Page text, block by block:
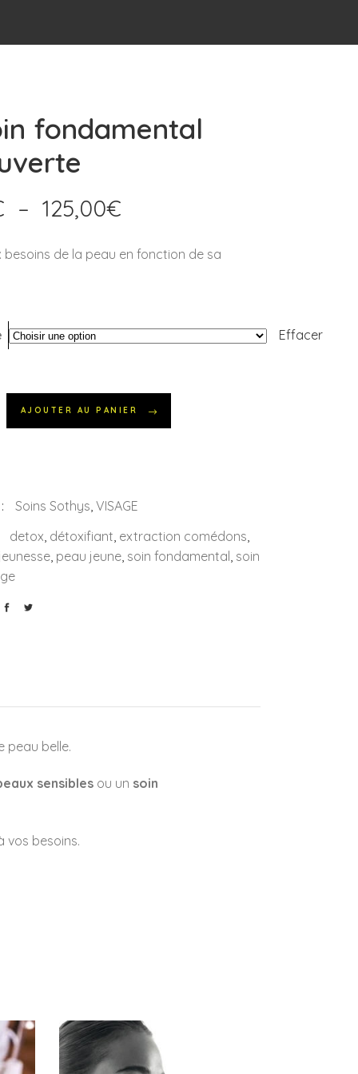
fondamental
– 125,00€Plage
prix :
125,00€
de la peau en fonction de sa
Effacer
AJOUTER AU PANIER
Soins Sothys, VISAGE
detox, détoxifiant, extraction comédons,
jeunesse, peau jeune, soin fondamental , soin
peau belle.
sensiblesou un soin
vos besoins.